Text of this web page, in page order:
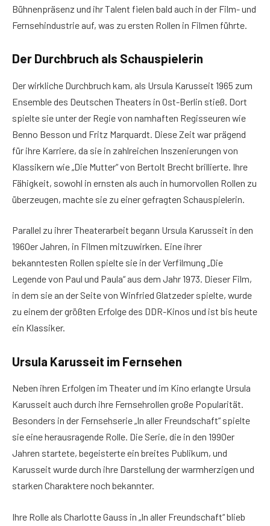
Bühnenpräsenz und ihr Talent fielen bald auch in der Film- und
Fernsehindustrie auf, was zu ersten Rollen in Filmen führte.
Der Durchbruch als Schauspielerin
Der wirkliche Durchbruch kam, als Ursula Karusseit 1965 zum
Ensemble des Deutschen Theaters in Ost-Berlin stieß. Dort
spielte sie unter der Regie von namhaften Regisseuren wie
Benno Besson und Fritz Marquardt. Diese Zeit war prägend
für ihre Karriere, da sie in zahlreichen Inszenierungen von
Klassikern wie „Die Mutter“ von Bertolt Brecht brillierte. Ihre
Fähigkeit, sowohl in ernsten als auch in humorvollen Rollen zu
überzeugen, machte sie zu einer gefragten Schauspielerin.
Parallel zu ihrer Theaterarbeit begann Ursula Karusseit in den
1960er Jahren, in Filmen mitzuwirken. Eine ihrer
bekanntesten Rollen spielte sie in der Verfilmung „Die
Legende von Paul und Paula“ aus dem Jahr 1973. Dieser Film,
in dem sie an der Seite von Winfried Glatzeder spielte, wurde
zu einem der größten Erfolge des DDR-Kinos und ist bis heute
ein Klassiker.
Ursula Karusseit im Fernsehen
Neben ihren Erfolgen im Theater und im Kino erlangte Ursula
Karusseit auch durch ihre Fernsehrollen große Popularität.
Besonders in der Fernsehserie „In aller Freundschaft“ spielte
sie eine herausragende Rolle. Die Serie, die in den 1990er
Jahren startete, begeisterte ein breites Publikum, und
Karusseit wurde durch ihre Darstellung der warmherzigen und
starken Charaktere noch bekannter.
Ihre Rolle als Charlotte Gauss in „In aller Freundschaft“ blieb